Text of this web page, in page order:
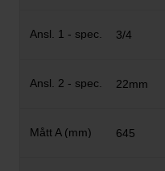
3/4
22mm
645